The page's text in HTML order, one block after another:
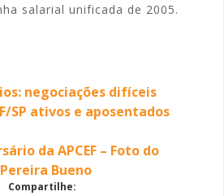
salarial unificada de 2005.
negociações difíceis
SP ativos e aposentados
da APCEF – Foto do
Bueno
Compartilhe: